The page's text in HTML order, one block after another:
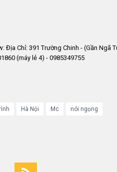
Địa Chỉ: 391 Trường Chinh - (Gần Ngã
(máy lẻ 4) - 0985349755
Hà Nội Mc nói ngọng